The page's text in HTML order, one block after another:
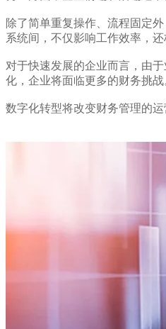
除了简单重复操作、流程固定
系统间，不仅影响工作效率，还
对于快速发展的企业而言，由
化，企业将面临更多的财务挑战
数字化转型将改变财务管理的